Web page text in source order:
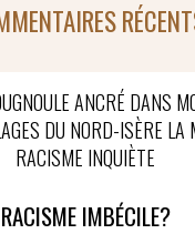
ANCRÉ DANS
DU NORD-ISÈRE LA
RACISME INQUIÈTE
RACISME IMBÉCILE?